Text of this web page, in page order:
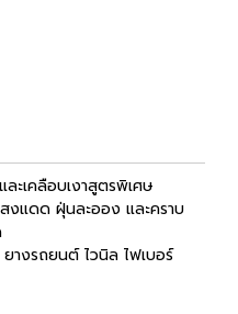
ะเคลือบเงาสูตรพิเศษ
งแดด ฝุ่นละออง และคราบ
างรถยนต์ ไวนิล ไฟเบอร์